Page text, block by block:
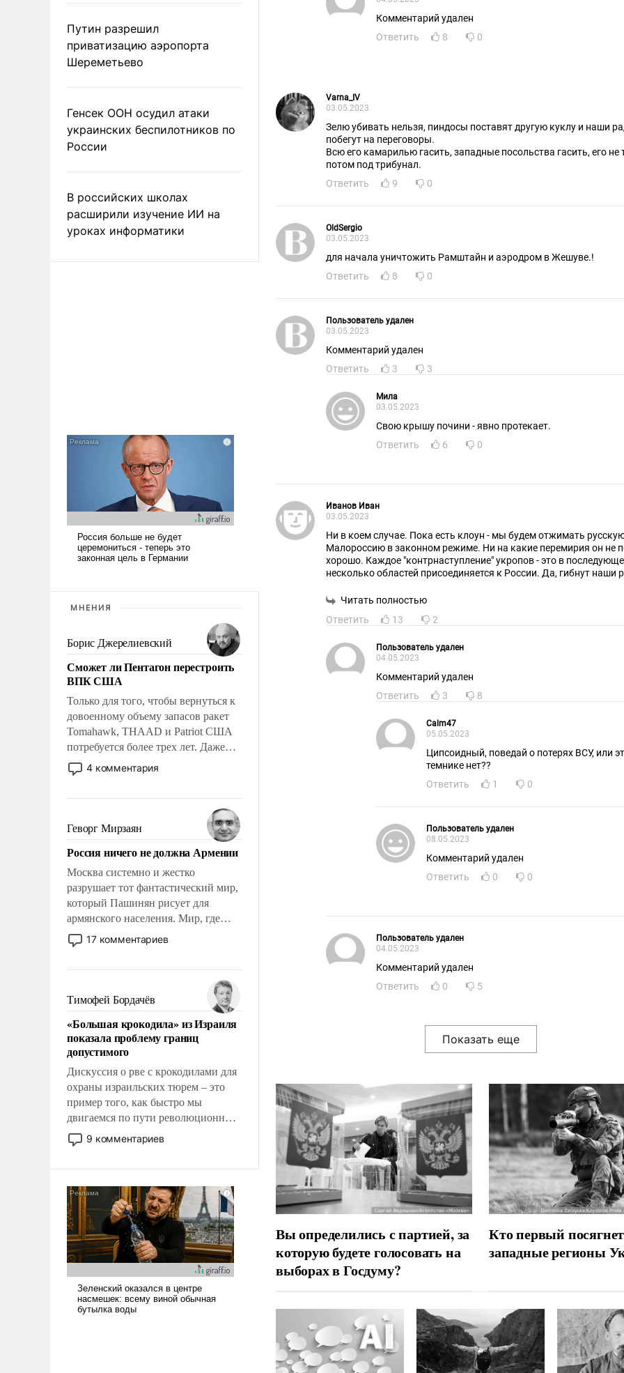
Путин разрешил
приватизацию аэропорта
Шереметьево
Генсек ООН осудил атаки
украинских беспилотников по
России
В российских школах
расширили изучение ИИ на
уроках информатики
МНЕНИЯ
Борис Джерелиевский
Сможет ли Пентагон перестроить
ВПК США
Только для того, чтобы вернуться к
довоенному объему запасов ракет
Tomahawk, THAAD и Patriot США
потребуется более трех лет. Даже
небольшая война с Ираном
опустошила американские
уязвимости США, например, перед
Китаем.
4 комментария
Геворг Мирзаян
Россия ничего не должна Армении
Москва системно и жестко
разрушает тот фантастический мир,
который Пашинян рисует для
армянского населения. Мир, где
политические прожекты будут
безусловно оплачиваться за счет
где Еревану за свои поступки не
нужно отвечать.
17 комментариев
Тимофей Бордачёв
«Большая крокодила» из Израиля
показала проблему границ
допустимого
Дискуссия о рве с крокодилами для
охраны израильских тюрем – это
пример того, как быстро мы
двигаемся по пути революционных
изменений. То, что несколько лет
назад было образом для
9 комментариев
Комментарий удален
Ответить
8 0
Varna_IV
03.05.2023
Зелю убивать нельзя, пиндосы поставят другую куклу и наши
побегут на переговоры.
Всю его камарилью гасить, западные посольства гасить, его не
потом под трибунал.
Ответить
9 0
OldSergio
03.05.2023
для начала уничтожить Рамштайн и аэродром в Жешуве.!
Ответить
8 0
Пользователь удален
03.05.2023
Комментарий удален
Ответить
3 3
Мила
03.05.2023
Свою крышу почини - явно протекает.
Ответить
6 0
Иванов Иван
03.05.2023
Ни в коем случае. Пока есть клоун - мы будем отжимать
Малороссию в законном режиме. Ни на какие перемирия он не
хорошо. Каждое "контрнаступление" укропов - это в
несколько областей присоединяется к России. Да, гибнут наши
присоединят к России наши исконные русские земли, лучшие
на смену заморозит конфликт - они полностью уничтожат всё
Клоун - это идеальный кандидат на уничтожение руины. Как
уничтожения США. Их беречь надо.
Читать полностью
Ответить
13 2
Пользователь удален
04.05.2023
Комментарий удален
Ответить
3 8
Calm47
05.05.2023
Ципсоидный, поведай о потерях ВСУ, или
темнике нет??
Ответить
1 0
Пользователь удален
08.05.2023
Комментарий удален
Ответить
0 0
Пользователь удален
04.05.2023
Комментарий удален
Ответить
0 5
Вы определились с партией, за
которую будете голосовать на
выборах в Госдуму?
Кто первый
западные регионы